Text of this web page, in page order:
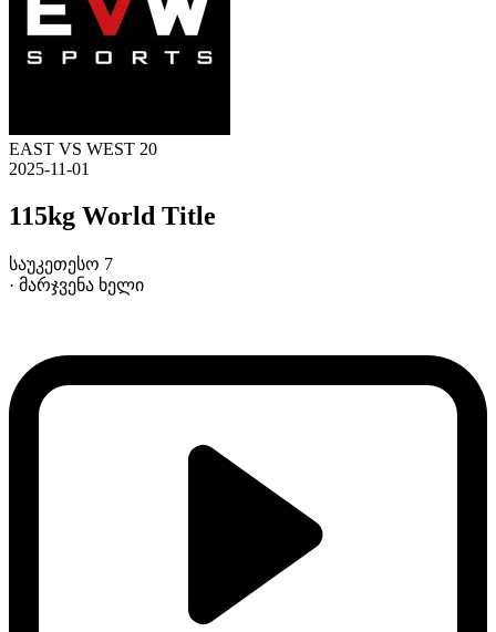
EAST VS WEST 20
2025-11-01
115kg World Title
საუკეთესო 7
· მარჯვენა ხელი